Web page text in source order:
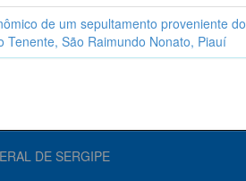
de um sepultamento proveniente do
Tenente, São Raimundo Nonato, Piauí
DE SERGIPE